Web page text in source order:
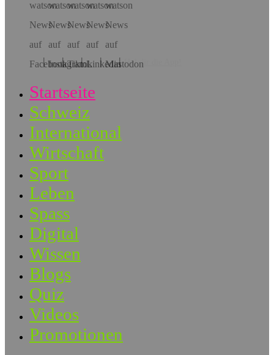
Hol dir die App!
Startseite
Schweiz
International
Wirtschaft
Sport
Leben
Spass
Digital
Wissen
Blogs
Quiz
Videos
Promotionen